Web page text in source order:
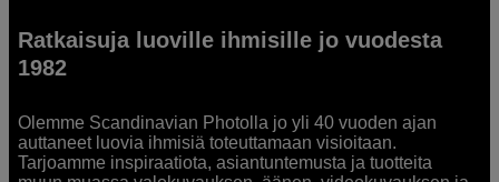
Ratkaisuja luoville ihmisille jo vuodesta
1982
Olemme Scandinavian Photolla jo yli 40 vuoden ajan
auttaneet luovia ihmisiä toteuttamaan visioitaan.
Tarjoamme inspiraatiota, asiantuntemusta ja tuotteita